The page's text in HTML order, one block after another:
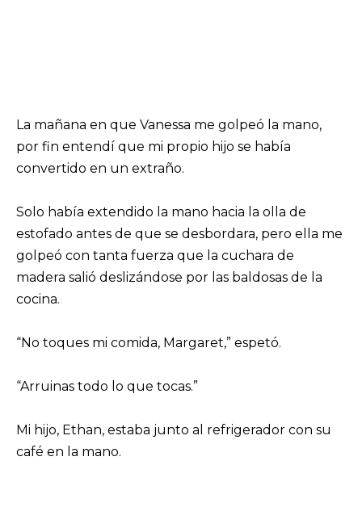
La mañana en que Vanessa me golpeó la mano,
por fin entendí que mi propio hijo se había
convertido en un extraño.
Solo había extendido la mano hacia la olla de
estofado antes de que se desbordara, pero ella me
golpeó con tanta fuerza que la cuchara de
madera salió deslizándose por las baldosas de la
cocina.
“No toques mi comida, Margaret,” espetó.
“Arruinas todo lo que tocas.”
Mi hijo, Ethan, estaba junto al refrigerador con su
café en la mano.